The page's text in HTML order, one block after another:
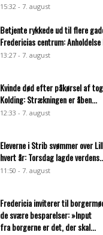
15:32 - 7. august
Betjente rykkede ud til flere
Fredericias centrum: Anholdelse
13:27 - 7. august
Kvinde død efter påkørsel af
Kolding: Strækningen er åben...
12:33 - 7. august
Eleverne i Strib svømmer over
hvert år: Torsdag lagde
11:50 - 7. august
Fredericia inviterer til
de svære besparelser: »Input
fra borgerne er det, der skal...